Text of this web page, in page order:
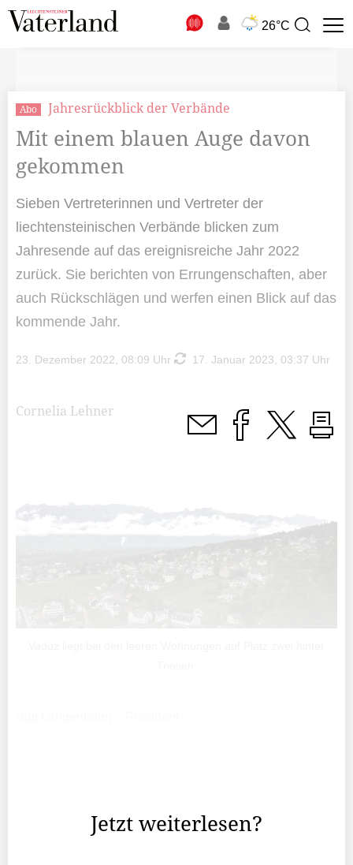
26°C
Suchbegriff
Abo Jahresrückblick der Verbände
Mit einem blauen Auge davon
gekommen
Sieben Vertreterinnen und Vertreter der
liechtensteinischen Verbände blicken zum
Jahresende auf das ereignisreiche Jahr 2022
zurück. Sie berichten von Errungenschaften, aber
auch Rückschlägen und werfen einen Blick auf das
kommende Jahr.
23. Dezember 2022, 08:09 Uhr 17. Januar 2023, 03:37 Uhr
Cornelia Lehner
Jetzt weiterlesen?